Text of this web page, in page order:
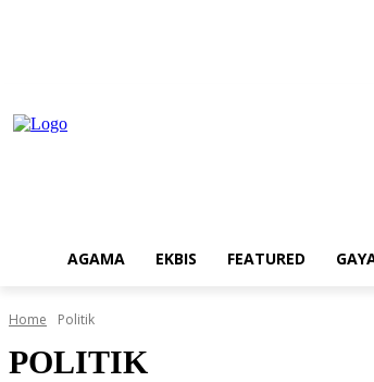
AGAMA EKBIS FEATURED
Home Politik
POLITIK